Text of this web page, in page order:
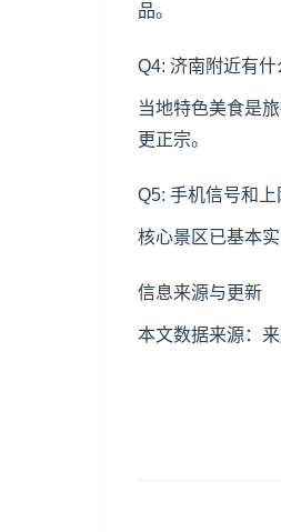
品。
Q4: 济南附近有什
当地特色美食是
更正宗。
Q5: 手机信号和上
核心景区已基本
信息来源与更新
本文数据来源：